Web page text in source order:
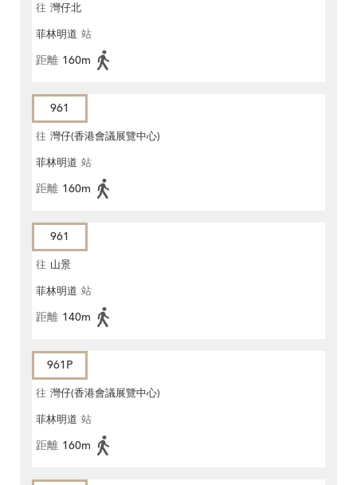
往 灣仔北
菲林明道 站
距離 160m
961
往 灣仔(香港會議展覽中心)
菲林明道 站
距離 160m
961
往 山景
菲林明道 站
距離 140m
961P
往 灣仔(香港會議展覽中心)
菲林明道 站
距離 160m